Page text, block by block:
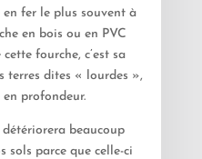
fer le plus souvent à
en bois ou en PVC
fourche, c’est sa
terres dites « lourdes »,
profondeur.
beaucoup
sols parce que celle-ci